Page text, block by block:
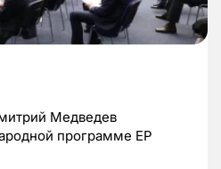
Медведев
программе ЕР